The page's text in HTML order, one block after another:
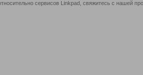
сервисов Linkpad, свяжитесь с нашей